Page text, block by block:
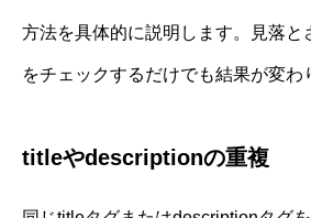
方法を具体的に説明します。見落と
をチェックするだけでも結果が変わ
titleやdescriptionの重複